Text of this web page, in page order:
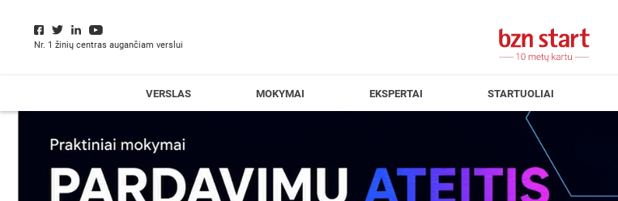
Nr. 1 žinių centras augančiam verslui
VERSLAS MOKYMAI EKSPERTAI STARTUOLIAI